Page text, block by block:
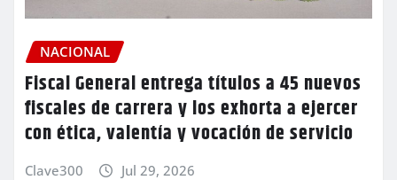
NACIONAL
Fiscal General entrega títulos a 45 nuevos
fiscales de carrera y los exhorta a ejercer
con ética, valentía y vocación de servicio
Clave300 Jul 29, 2026